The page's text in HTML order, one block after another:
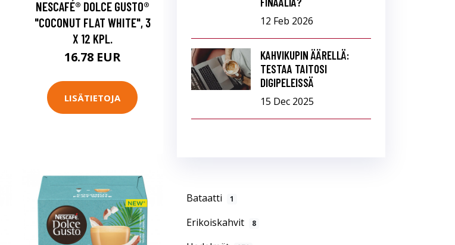
12 Feb 2026
KAHVIKUPIN ÄÄRELLÄ:
TESTAA TAITOSI
DIGIPELEISSÄ
15 Dec 2025
Bataatti 1
Erikoiskahvit 8
NESCAFÉ® DOLCE GUSTO®
"COCONUT FLAT WHITE", 3
X 12 KPL.
16.78 EUR
LISÄTIETOJA